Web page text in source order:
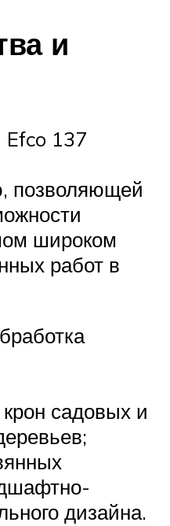
и
Efco 137
позволяющей
широком
работ в
садовых и
дизайна.